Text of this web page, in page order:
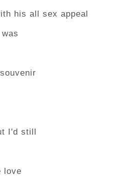
his all sex appeal
I'd still
love